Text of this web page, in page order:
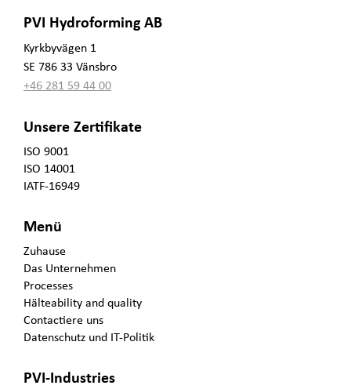
PVI Hydroforming AB
Kyrkbyvägen 1
SE 786 33 Vänsbro
+46 281 59 44 00
Unsere Zertifikate
ISO 9001
ISO 14001
IATF-16949
Menü
Zuhause
Das Unternehmen
Processes
Hälteability and quality
Contactiere uns
Datenschutz und IT-Politik
PVI-Industries